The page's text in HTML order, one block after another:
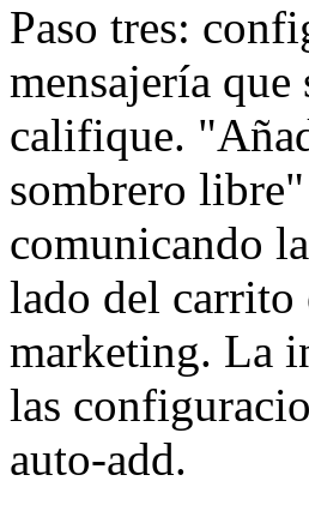
Paso tres:
mensajería
califique.
sombrero
comunicando
lado del carrito
marketing. La
las
auto-add.